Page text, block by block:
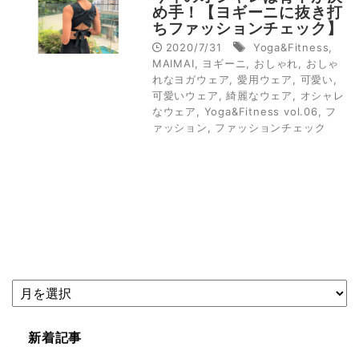
め手！【ヨギーニに抜き打
ちファッションチェック】
2020/7/31 Yoga&Fitness
MAIMAI
ヨギーニ おしゃれ
おしゃ
れなヨガウェア
愛用ウェア 可愛い
可愛いウェア ,綺麗なウェア
オシャレ
なウェア
Yoga&Fitness vol.06
フ
ァッション
ファッションチェック
新着記事